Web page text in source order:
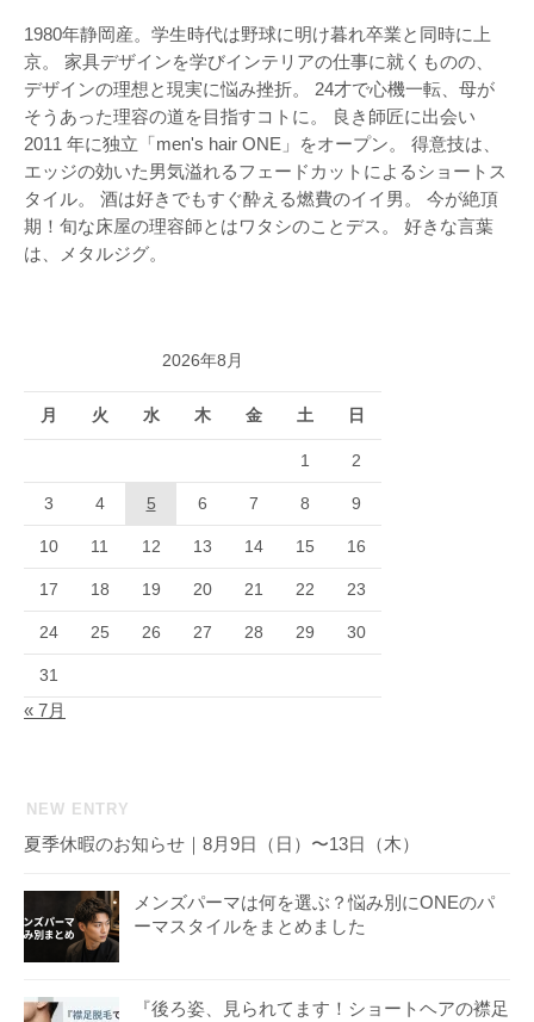
1980年静岡産。学生時代は野球に明け暮れ卒業と同時に上
京。 家具デザインを学びインテリアの仕事に就くものの、
デザインの理想と現実に悩み挫折。 24才で心機一転、母が
そうあった理容の道を目指すコトに。 良き師匠に出会い
2011 年に独立「men's hair ONE」をオープン。 得意技は、
エッジの効いた男気溢れるフェードカットによるショートス
タイル。 酒は好きでもすぐ酔える燃費のイイ男。 今が絶頂
期！旬な床屋の理容師とはワタシのことデス。 好きな言葉
は、メタルジグ。
2026年8月
月 火 水 木 金 土 日
1 2
3 4 5 6 7 8 9
10 11 12 13 14 15 16
17 18 19 20 21 22 23
24 25 26 27 28 29 30
31
« 7月
NEW ENTRY
夏季休暇のお知らせ｜8月9日（日）〜13日（木）
メンズパーマは何を選ぶ？悩み別にONEのパ
ーマスタイルをまとめました
『後ろ姿、見られてます！ショートヘアの襟足